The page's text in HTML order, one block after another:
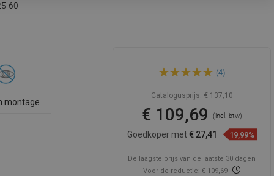
60
montage
handdoekhouder, roségoud -
(4)
Catalogusprijs: € 137,10
€ 109,69(incl. btw)
Goedkoper met € 27,41 19,99%
De laagste prijs van de laatste 30 dagen
Voor de reductie: € 109,69